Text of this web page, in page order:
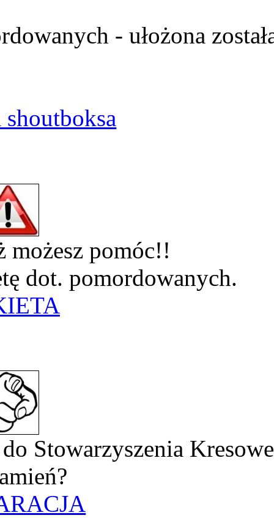
- ułożona
możesz pomóc!!
dot. pomordowanych.
Stowarzyszenia